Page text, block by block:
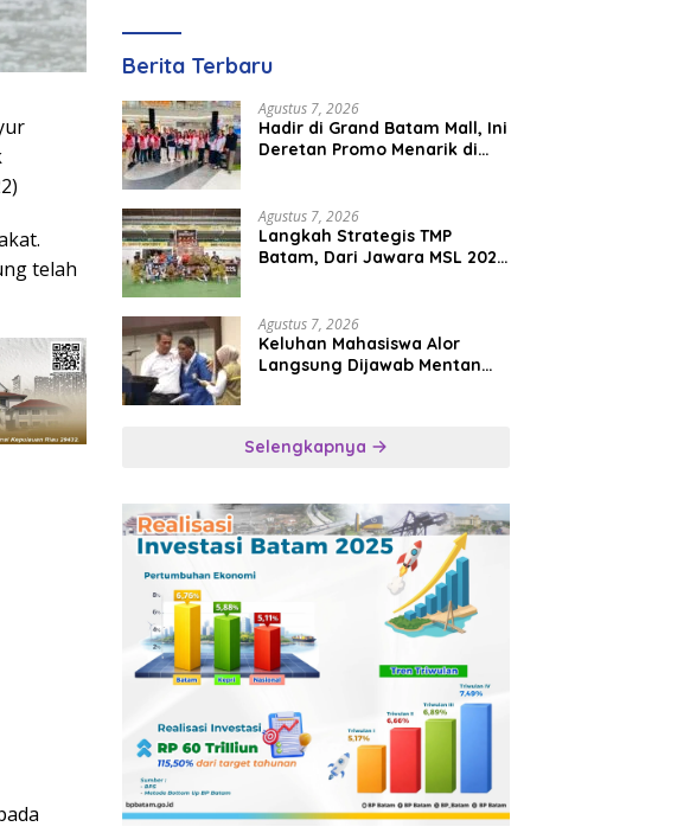
telah
Berita Terbaru
Agustus 7, 2026
Hadir di Grand Batam Mall, Ini
Deretan Promo Menarik di
Agustus 7, 2026
Langkah Strategis TMP
Batam, Dari Jawara MSL 2026
Agustus 7, 2026
Keluhan Mahasiswa Alor
Langsung Dijawab Mentan
Selengkapnya